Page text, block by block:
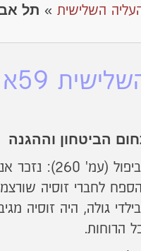
השלישית » תל
59א
הביטחון וההגנה
כותב עליו בן עיירתו, ניצול השואה, יהודה
לחברי זוסיה
גולה, היה זוסיה
הרוחות.